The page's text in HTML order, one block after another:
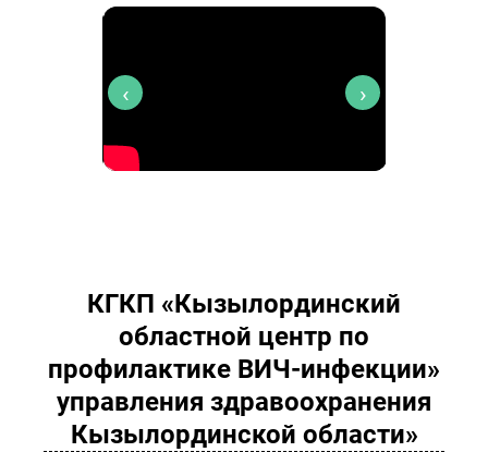
‹ ›
КГКП «Кызылординский
областной центр по
профилактике ВИЧ-инфекции»
управления здравоохранения
Кызылординской области»